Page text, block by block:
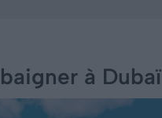
à Dubaï